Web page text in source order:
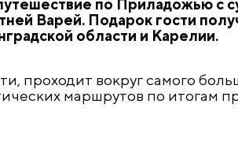
по Приладожью с
Варей. Подарок гости
области и Карелии.
проходит вокруг самого
маршрутов по итогам